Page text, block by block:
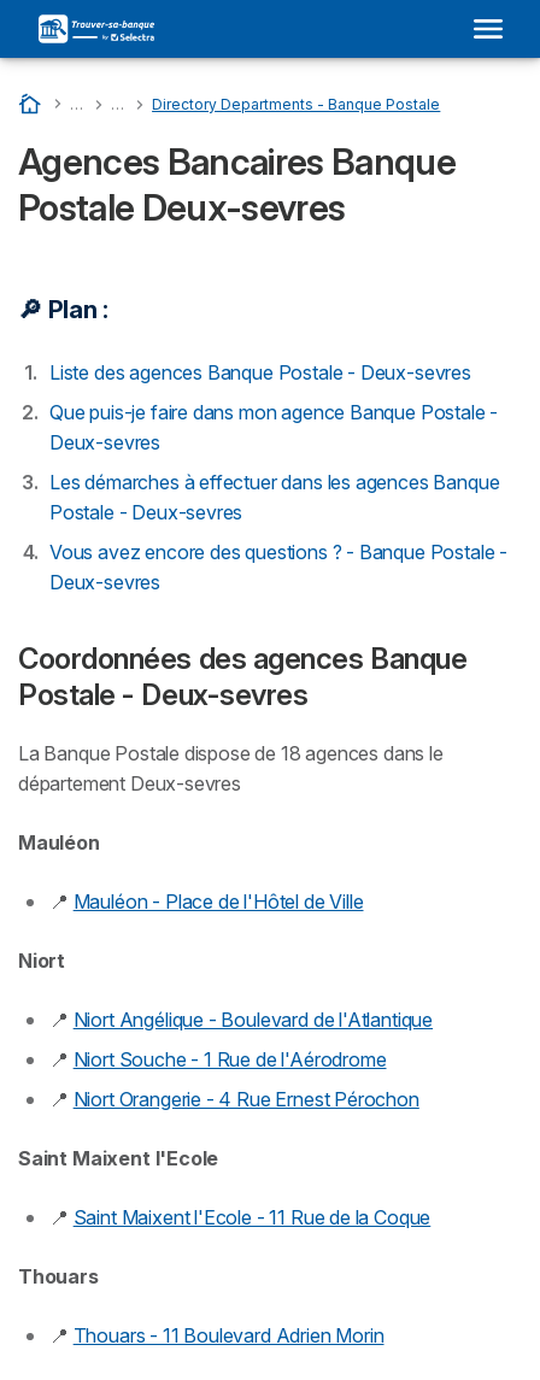
Accueil
… Liste Des Banques En France
… BANQUE POSTALE : Son Adresse Dans Votre Ville et Avis
…
Directory Departments - Banque Postale
Agences Bancaires Banque
Postale Deux-sevres
🔎 Plan :
Liste des agences Banque Postale - Deux-sevres
Que puis-je faire dans mon agence Banque Postale -
Deux-sevres
Les démarches à effectuer dans les agences Banque
Postale - Deux-sevres
Vous avez encore des questions ? - Banque Postale -
Deux-sevres
Coordonnées des agences Banque
Postale - Deux-sevres
La Banque Postale dispose de 18 agences dans le
département Deux-sevres
Mauléon
📍 Mauléon - Place de l'Hôtel de Ville
Niort
📍 Niort Angélique - Boulevard de l'Atlantique
📍 Niort Souche - 1 Rue de l'Aérodrome
📍 Niort Orangerie - 4 Rue Ernest Pérochon
Saint Maixent l'Ecole
📍 Saint Maixent l'Ecole - 11 Rue de la Coque
Thouars
📍 Thouars - 11 Boulevard Adrien Morin